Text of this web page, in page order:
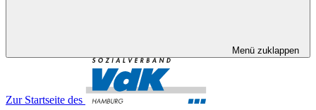
Menü zuklappen
Zur Startseite des